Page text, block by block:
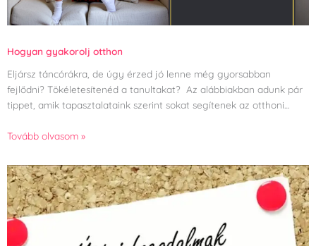
Hogyan gyakorolj otthon
Eljársz táncórákra, de úgy érzed jó lenne még gyorsabban
fejlődni? Tökéletesítenéd a tanultakat? Az alábbiakban adunk pár
tippet, amik tapasztalataink szerint sokat segítenek az otthoni…
Tovább olvasom »